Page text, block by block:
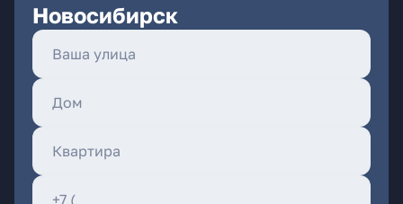
Новосибирск